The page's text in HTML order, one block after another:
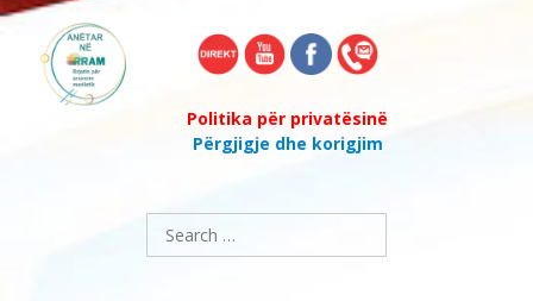
Politika për privatësinë
Përgjigje dhe korigjim
Search
for: